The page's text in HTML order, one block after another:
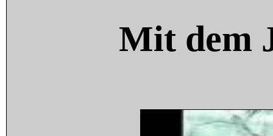
Mit dem